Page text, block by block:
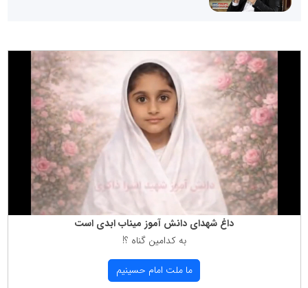
داغ شهدای دانش آموز میناب ابدی است
به كدامین گناه ؟!
ما ملت امام حسینیم